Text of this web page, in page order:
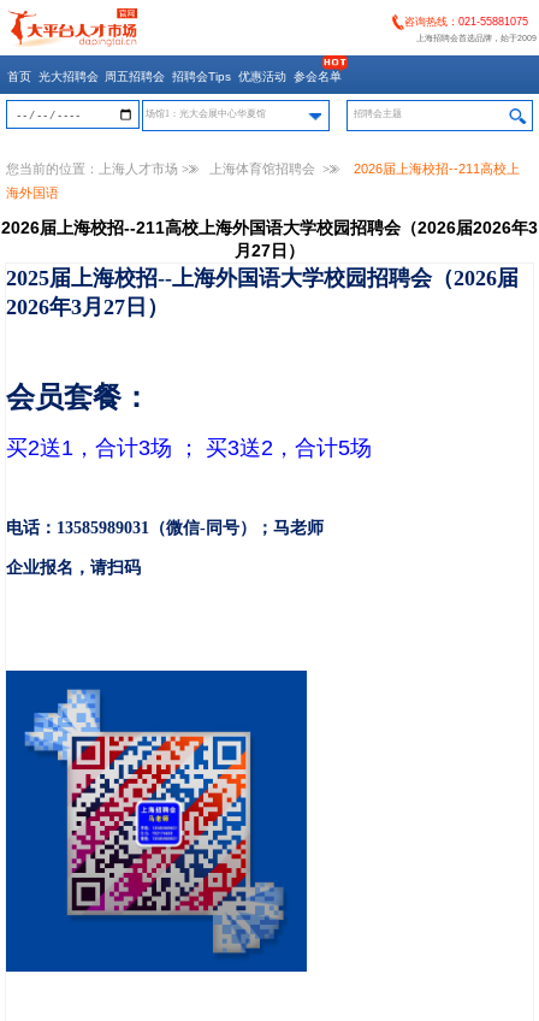
咨询热线： 021-55881075
上海招聘会首选品牌，始于2009
首页 光大招聘会 周五招聘会 招聘会Tips 优惠活动 参会名单
场馆1：光大会展中心华夏馆
您当前的位置： 上海人才市场 >> 上海体育馆招聘会 >>
2026届上海校招--211高校上
海外国语
2026届上海校招--211高校上海外国语大学校园招聘会（2026届2026年3
月27日）
2025届上海校招--上海外国语大学校园招聘会（2026届
2026年3月27日）
会员套餐：
买2送1，合计3场 ； 买3送2，合计5场
电话： 13585989031 （微信-同号）； 马老师
企业报名，请扫码